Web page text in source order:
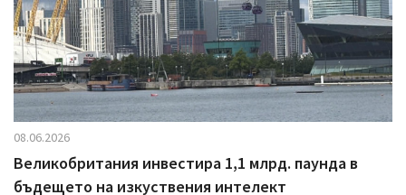
08.06.2026
Великобритания инвестира 1,1 млрд. паунда в
бъдещето на изкуствения интелект